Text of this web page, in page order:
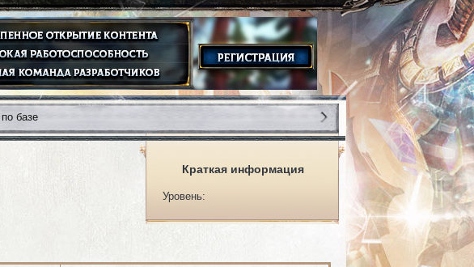
Краткая информация
Уровень: